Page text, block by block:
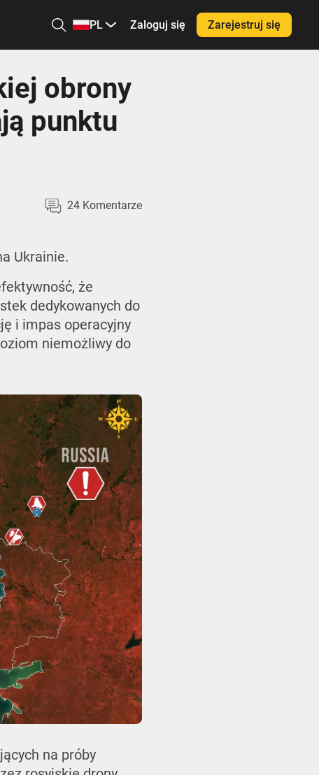
PL Zaloguj się Zarejestruj się
obrony
punktu
24Komentarze
Ukrainie.
że
dedykowanych do
i impas operacyjny
niemożliwy do
na próby